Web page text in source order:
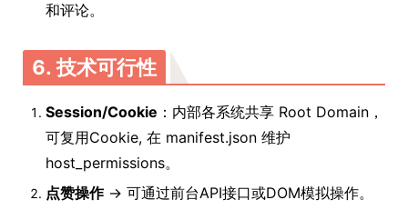
和评论。
6. 技术可行性
Session/Cookie ：内部各系统共享 Root Domain，
可复用Cookie, 在 manifest.json 维护
host_permissions。
点赞操作-> 可通过前台API接口或DOM模拟操作。